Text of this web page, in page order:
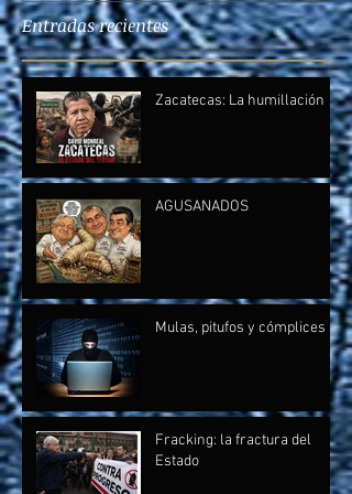
Entradas recientes
Zacatecas: La humillación
AGUSANADOS
Mulas, pitufos y cómplices
Fracking: la fractura del
Estado